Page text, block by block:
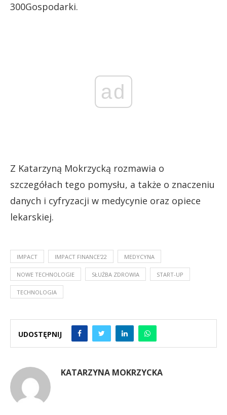
300Gospodarki.
ad
Z Katarzyną Mokrzycką rozmawia o
szczegółach tego pomysłu, a także o znaczeniu
danych i cyfryzacji w medycynie oraz opiece
lekarskiej.
IMPACT IMPACT FINANCE'22 MEDYCYNA
NOWE TECHNOLOGIE SŁUŻBA ZDROWIA START-UP
TECHNOLOGIA
UDOSTĘPNIJ
KATARZYNA MOKRZYCKA